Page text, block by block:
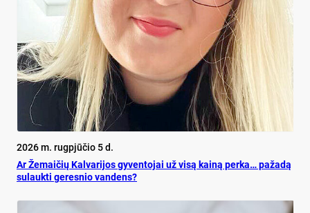
2026 m. rugpjūčio 5 d.
Ar Že­mai­čių Kal­va­ri­jos gy­ven­to­jai už vi­są kai­ną per­ka… pa­ža­dą
su­lauk­ti ge­res­nio van­dens?